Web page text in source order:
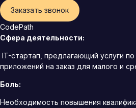
Заказать звонок
CodePath
Сфера деятельности:
IT-стартап, предлагающий услуги
приложений на заказ для малого и
Боль:
Необходимость повышения